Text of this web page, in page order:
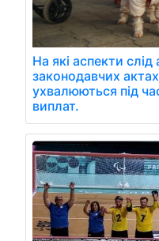
На які аспекти
законодавчих
ухвалюються під
виплат.